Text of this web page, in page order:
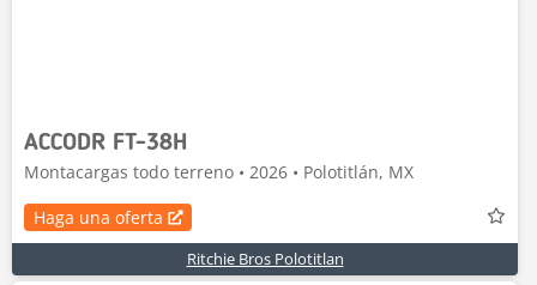
ACCODR FT-38H
Montacargas todo terreno • 2026 • Polotitlán, MX
Haga una oferta
Ritchie Bros Polotitlan